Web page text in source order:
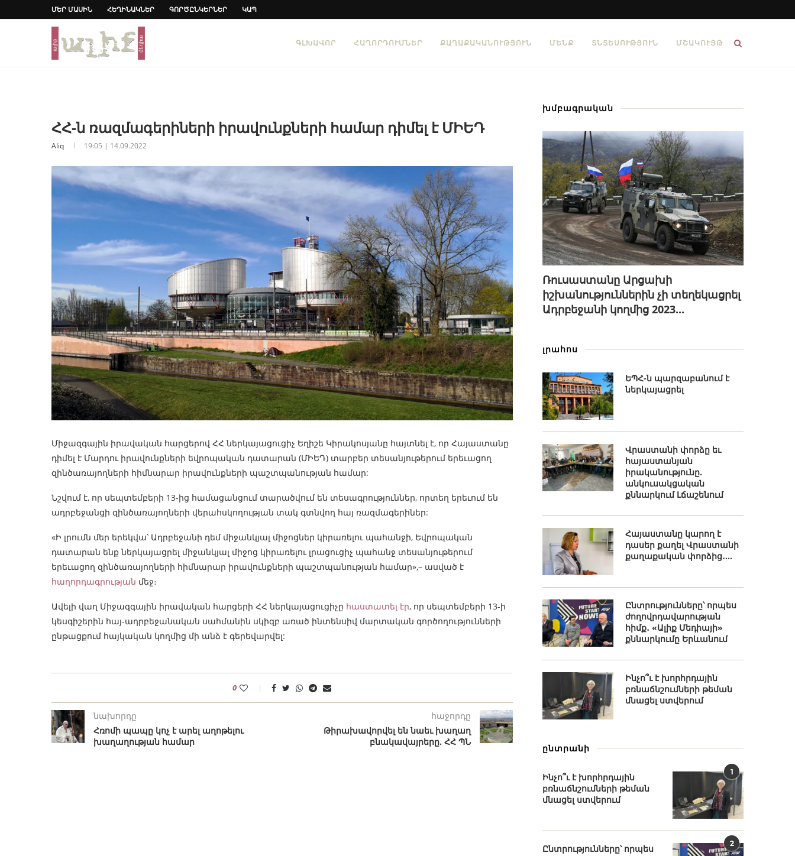
ՄԵՐ ՄԱՍԻՆ ՀԵՂԻՆԱԿՆԵՐ ԳՈՐԾԸՆԿԵՐՆԵՐ ԿԱՊ
ԳԼԽԱՎՈՐ ՀԱՂՈՐԴՈՒՄՆԵՐ ՔԱՂԱՔԱԿԱՆՈՒԹՅՈՒՆ ՄԵՆՔ ՏՆՏԵՍՈՒԹՅՈՒՆ ՄՇԱԿՈՒՅԹ
ՀՀ-ն ռազմագերիների իրավունքների համար դիմել է ՄԻԵԴ
Aliq 19:05 | 14.09.2022
Միջազգային իրավական հարցերով ՀՀ ներկայացուցիչ Եղիշե Կիրակոսյանը հայտնել է, որ Հայաստանը
դիմել է Մարդու իրավունքների եվրոպական դատարան (ՄԻԵԴ) տարբեր տեսանյութերում երեւացող
զինծառայողների հիմնարար իրավունքների պաշտպանության համար:
Նշվում է, որ սեպտեմբերի 13-ից համացանցում տարածվում են տեսագրություններ, որտեղ երեւում են
ադրբեջանցի զինծառայողների վերահսկողության տակ գտնվող հայ ռազմագերիներ:
«Ի լրումն մեր երեկվա՝ Ադրբեջանի դեմ միջանկյալ միջոցներ կիրառելու պահանջի, Եվրոպական
դատարան ենք ներկայացրել միջանկյալ միջոց կիրառելու լրացուցիչ պահանջ տեսանյութերում
երեւացող զինծառայողների հիմնարար իրավունքների պաշտպանության համար»,– ասված է
հաղորդագրության մեջ։
Ավելի վաղ Միջազգային իրավական հարցերի ՀՀ ներկայացուցիչը հաստատել էր, որ սեպտեմբերի 13-ի
կեսգիշերին հայ-ադրբեջանական սահմանին սկիզբ առած ինտենսիվ մարտական գործողությունների
ընթացքում հայկական կողմից մի անձ է գերեվարվել:
0
նախորդը
Հռոմի պապը կոչ է արել աղոթելու
խաղաղության համար
հաջորդը
Թիրախավորվել են նաեւ խաղաղ
բնակավայրերը. ՀՀ ՊՆ
խմբագրական
Ռուսաստանը Արցախի
իշխանություններին չի տեղեկացրել
Ադրբեջանի կողմից 2023...
լրահոս
ԵՊՀ-ն պարզաբանում է
ներկայացրել
Վրաստանի փորձը եւ
հայաստանյան
իրականությունը.
անկուսակցական
քննարկում Լճաշենում
Հայաստանը կարող է
դասեր քաղել Վրաստանի
քաղաքական փորձից․...
Ընտրությունները՝ որպես
ժողովրդավարության
հիմք․ «Ալիք Մեդիայի»
քննարկումը Երևանում
Ինչո՞ւ է խորհրդային
բռնաճնշումների թեման
մնացել ստվերում
ընտրանի
1
Ինչո՞ւ է խորհրդային
բռնաճնշումների թեման
մնացել ստվերում
2
Ընտրությունները՝ որպես